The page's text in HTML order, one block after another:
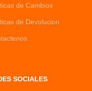
de Cambios
de Devolucion
SOCIALES